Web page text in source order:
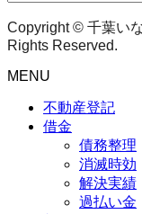
Copyright © 千葉い
Rights Reserved.
MENU
不動産登記
借金
債務整理
消滅時効
解決実績
過払い金